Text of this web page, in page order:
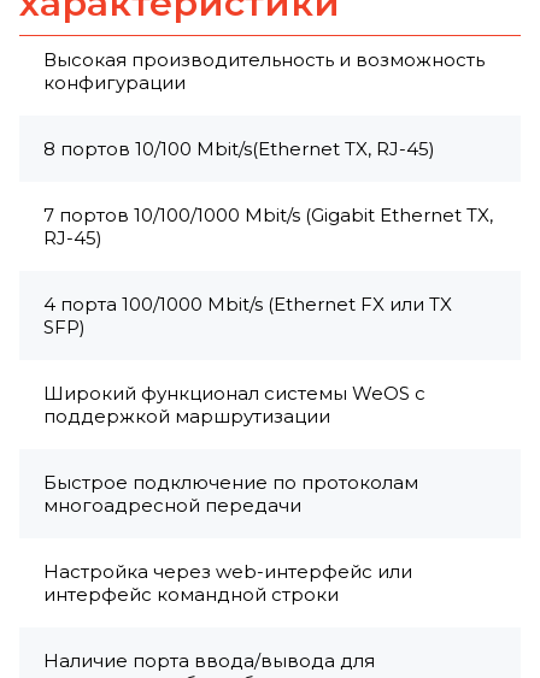
Высокая производительность и возможность
конфигурации
8 портов 10/100 Mbit/s(Ethernet TX, RJ-45)
7 портов 10/100/1000 Mbit/s (Gigabit Ethernet TX,
RJ-45)
4 порта 100/1000 Mbit/s (Ethernet FX или TX
SFP)
Широкий функционал системы WeOS с
поддержкой маршрутизации
Быстрое подключение по протоколам
многоадресной передачи
Настройка через web-интерфейс или
интерфейс командной строки
Наличие порта ввода/вывода для